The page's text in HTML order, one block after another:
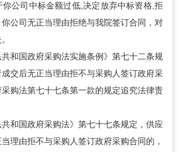
公司中标金额过低,决定放弃中标资格,拒
公司无正当理由拒绝与我院签订合同，对
和国政府采购法实施条例》第七十二条规
交后无正当理由拒不与采购人签订政府采
购法第七十七条第一款的规定追究法律责
和国政府采购法》第七十七条规定，供应
理由拒不与采购人签订政府采购合同的，